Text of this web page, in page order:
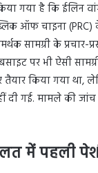
गया है कि ईलिन
ऑफ चाइना (PRC)
सामग्री के प्रचार-
पर भी ऐसी
तैयार किया गया था,
दी गई. मामले की
में पहली